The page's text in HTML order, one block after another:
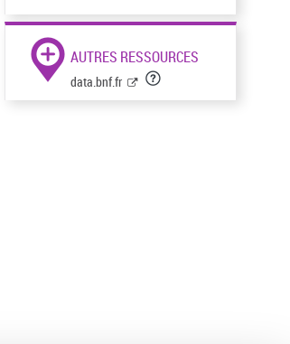
AUTRES RESSOURCES
data.bnf.fr